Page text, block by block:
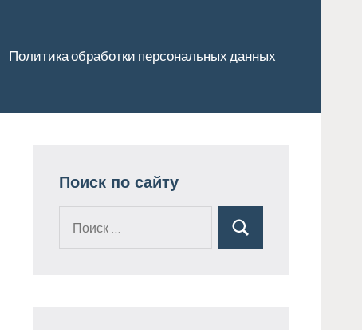
Политика обработки персональных данных
Поиск по сайту
Поиск